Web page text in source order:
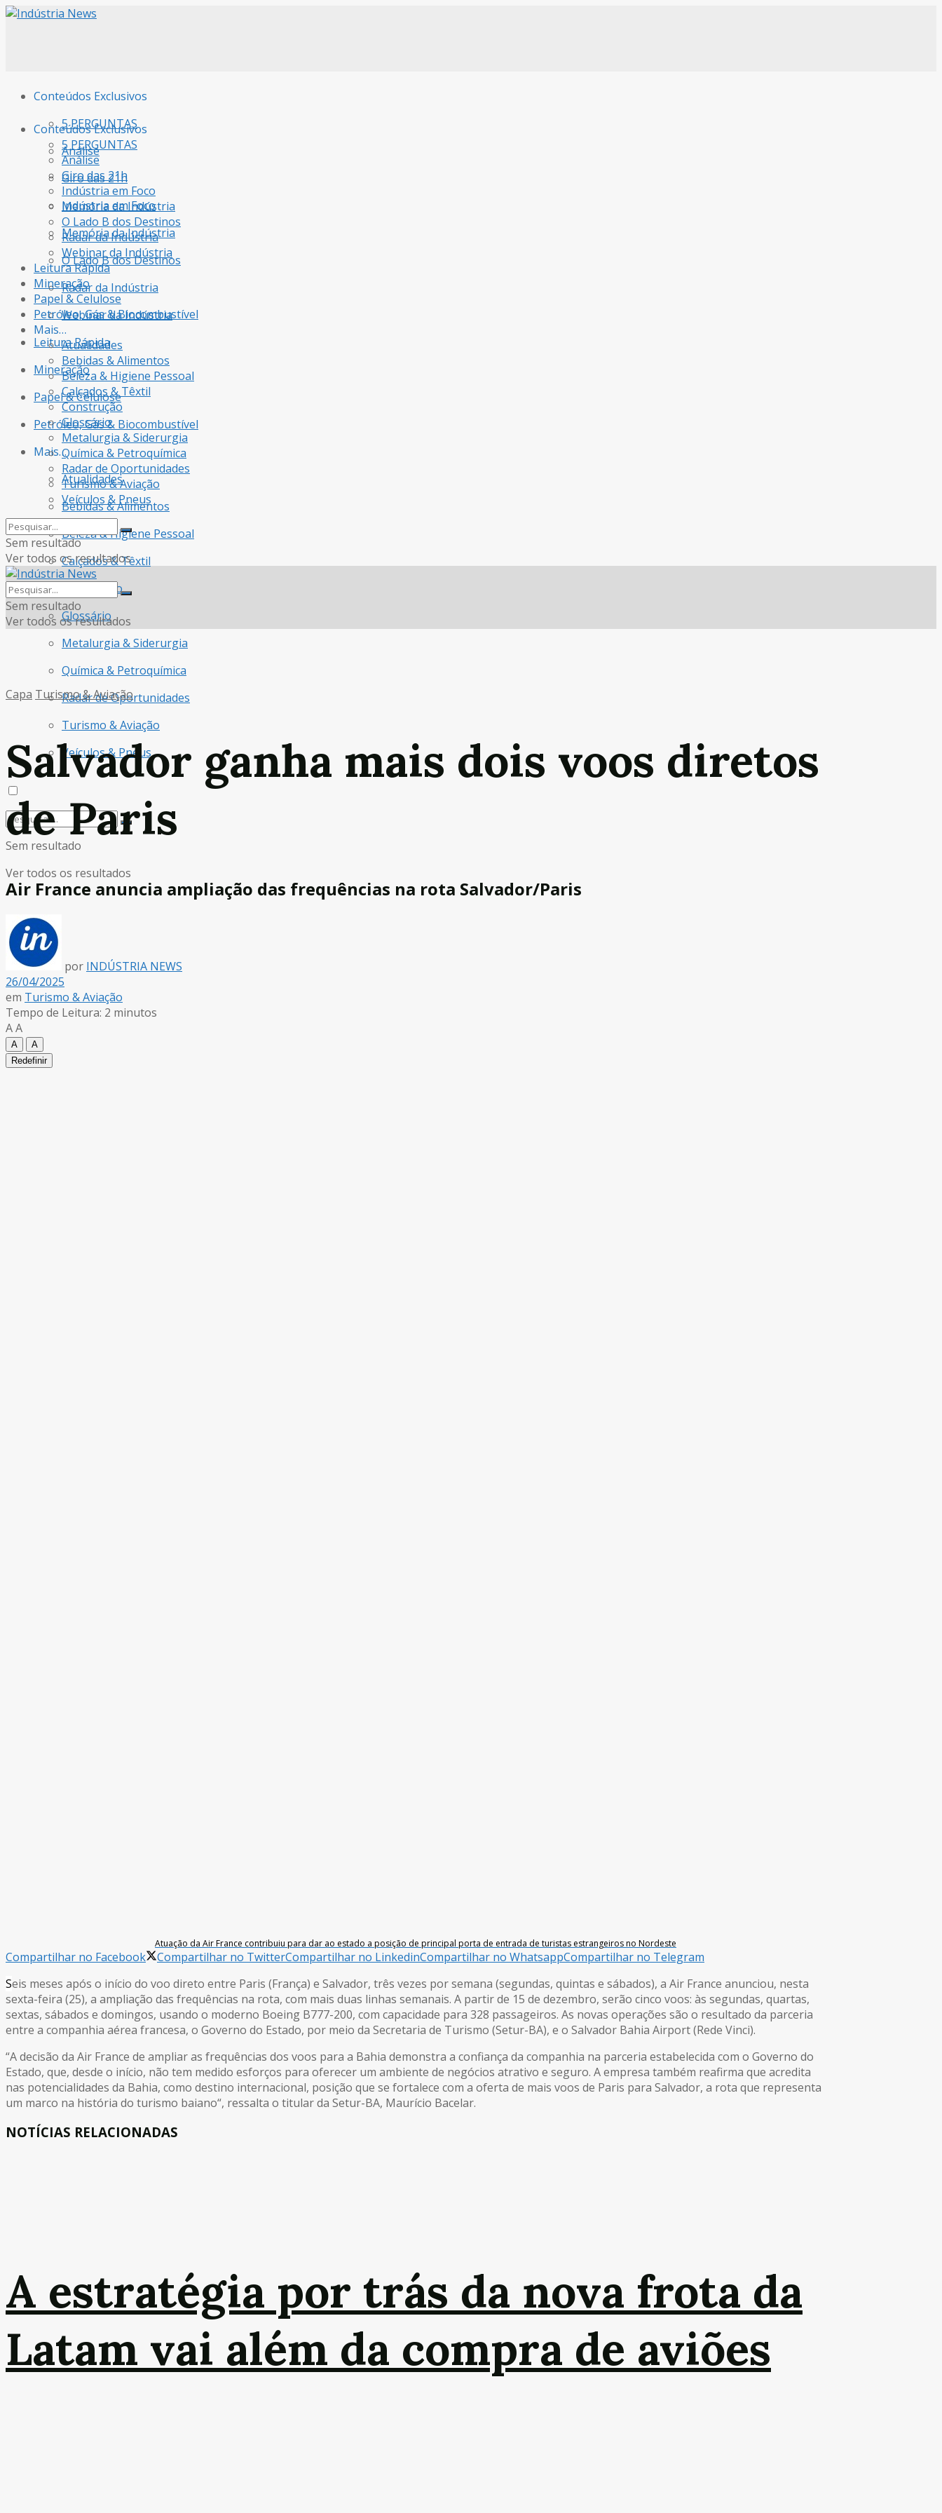
Conteúdos Exclusivos
5 PERGUNTAS
Análise
Giro das 21h
Indústria em Foco
Memória da Indústria
O Lado B dos Destinos
Radar da Indústria
Webinar da Indústria
Leitura Rápida
Mineração
Papel & Celulose
Petróleo, Gás & Biocombustível
Mais…
Atualidades
Bebidas & Alimentos
Beleza & Higiene Pessoal
Calçados & Têxtil
Construção
Glossário
Metalurgia & Siderurgia
Química & Petroquímica
Radar de Oportunidades
Turismo & Aviação
Veículos & Pneus
Sem resultado
Ver todos os resultados
Conteúdos Exclusivos
5 PERGUNTAS
Análise
Giro das 21h
Indústria em Foco
Memória da Indústria
O Lado B dos Destinos
Radar da Indústria
Webinar da Indústria
Leitura Rápida
Mineração
Papel & Celulose
Petróleo, Gás & Biocombustível
Mais…
Atualidades
Bebidas & Alimentos
Beleza & Higiene Pessoal
Calçados & Têxtil
Construção
Glossário
Metalurgia & Siderurgia
Química & Petroquímica
Radar de Oportunidades
Turismo & Aviação
Veículos & Pneus
Sem resultado
Ver todos os resultados
Sem resultado
Ver todos os resultados
Capa Turismo & Aviação
Salvador ganha mais dois voos diretos
de Paris
Air France anuncia ampliação das frequências na rota Salvador/Paris
por INDÚSTRIA NEWS
26/04/2025
em Turismo & Aviação
Tempo de Leitura: 2 minutos
AA
A
A
Redefinir
Atuação da Air France contribuiu para dar ao estado a posição de principal porta de entrada de turistas estrangeiros no Nordeste
Compartilhar no Facebook Compartilhar no TwitterCompartilhar no LinkedinCompartilhar no WhatsappCompartilhar no Telegram
Seis meses após o início do voo direto entre Paris (França) e Salvador, três vezes por semana (segundas, quintas e sábados), a Air France anunciou, nesta
sexta-feira (25), a ampliação das frequências na rota, com mais duas linhas semanais. A partir de 15 de dezembro, serão cinco voos: às segundas, quartas,
sextas, sábados e domingos, usando o moderno Boeing B777-200, com capacidade para 328 passageiros. As novas operações são o resultado da parceria
entre a companhia aérea francesa, o Governo do Estado, por meio da Secretaria de Turismo (Setur-BA), e o Salvador Bahia Airport (Rede Vinci).
“A decisão da Air France de ampliar as frequências dos voos para a Bahia demonstra a confiança da companhia na parceria estabelecida com o Governo do
Estado, que, desde o início, não tem medido esforços para oferecer um ambiente de negócios atrativo e seguro. A empresa também reafirma que acredita
nas potencialidades da Bahia, como destino internacional, posição que se fortalece com a oferta de mais voos de Paris para Salvador, a rota que representa
um marco na história do turismo baiano“, ressalta o titular da Setur-BA, Maurício Bacelar.
NOTÍCIAS RELACIONADAS
A estratégia por trás da nova frota da
Latam vai além da compra de aviões